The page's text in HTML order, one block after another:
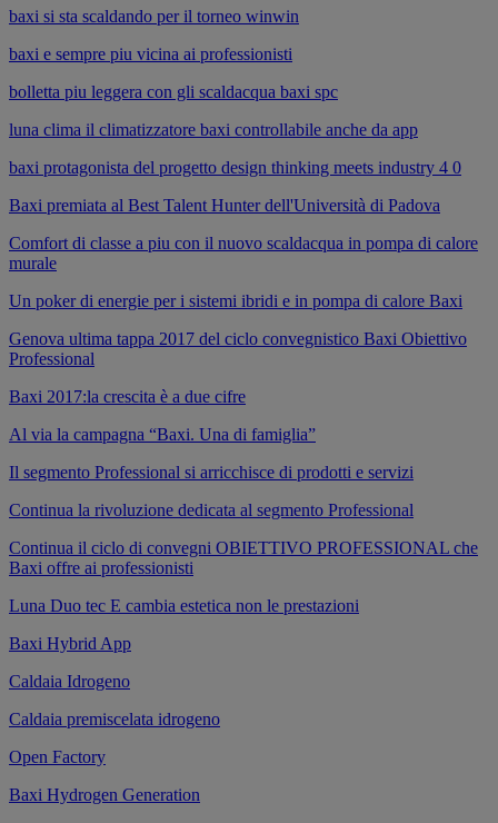
baxi si sta scaldando per il torneo winwin
baxi e sempre piu vicina ai professionisti
bolletta piu leggera con gli scaldacqua baxi spc
luna clima il climatizzatore baxi controllabile anche da app
baxi protagonista del progetto design thinking meets industry 4 0
Baxi premiata al Best Talent Hunter dell'Università di Padova
Comfort di classe a piu con il nuovo scaldacqua in pompa di calore
murale
Un poker di energie per i sistemi ibridi e in pompa di calore Baxi
Genova ultima tappa 2017 del ciclo convegnistico Baxi Obiettivo
Professional
Baxi 2017:la crescita è a due cifre
Al via la campagna “Baxi. Una di famiglia”
Il segmento Professional si arricchisce di prodotti e servizi
Continua la rivoluzione dedicata al segmento Professional
Continua il ciclo di convegni OBIETTIVO PROFESSIONAL che
Baxi offre ai professionisti
Luna Duo tec E cambia estetica non le prestazioni
Baxi Hybrid App
Caldaia Idrogeno
Caldaia premiscelata idrogeno
Open Factory
Baxi Hydrogen Generation